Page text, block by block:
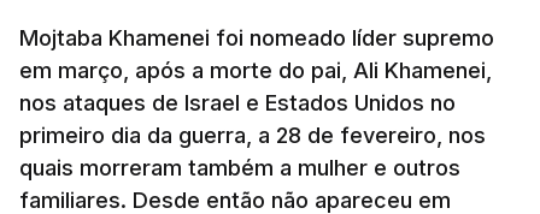
Mojtaba Khamenei foi nomeado líder supremo
em março, após a morte do pai, Ali Khamenei,
nos ataques de Israel e Estados Unidos no
primeiro dia da guerra, a 28 de fevereiro, nos
quais morreram também a mulher e outros
familiares. Desde então não apareceu em